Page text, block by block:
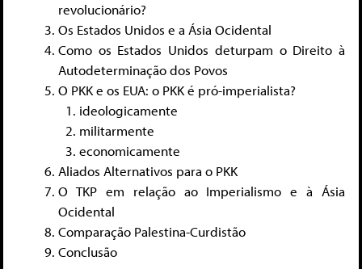
revolucionário?
Os Estados Unidos e a Ásia Ocidental
Como os Estados Unidos deturpam o Direito à
Autodeterminação dos Povos
O PKK e os EUA: o PKK é pró-imperialista?
ideologicamente
militarmente
economicamente
Aliados Alternativos para o PKK
O TKP em relação ao Imperialismo e à Ásia
Ocidental
Comparação Palestina-Curdistão
Conclusão